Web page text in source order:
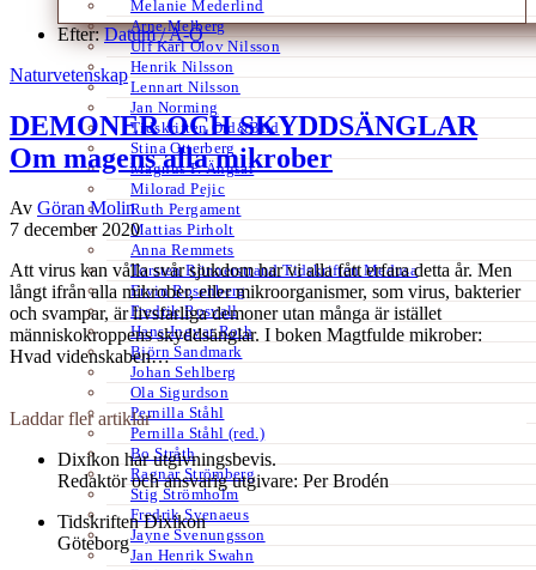
Melanie Mederlind
Arne Melberg
Ulf Karl Olov Nilsson
Henrik Nilsson
Lennart Nilsson
Jan Norming
Tidskriften Ord&Bild
Stina Otterberg
Magnus P. Ängsal
Milorad Pejic
Ruth Pergament
Mattias Pirholt
Anna Remmets
Torsten Rönnerstrand Tidskriften Medusa
Ervin Rosenberg
Fredrik Rosvall
Hans-Ingvar Roth
Björn Sandmark
Johan Sehlberg
Ola Sigurdson
Pernilla Ståhl
Pernilla Ståhl (red.)
Bo Stråth
Ragnar Strömberg
Stig Strömholm
Fredrik Svenaeus
Jayne Svenungsson
Jan Henrik Swahn
Efter:Datum /A-Ö
Naturvetenskap
DEMONER OCH SKYDDSÄNGLAR
Om magens alla mikrober
Av Göran Molin
7 december 2020
Att virus kan vålla svår sjukdom har vi alla fått erfara detta år. Men
långt ifrån alla mikrober, eller mikroorganismer, som virus, bakterier
och svampar, är livsfarliga demoner utan många är istället
människokroppens skyddsänglar. I boken Magtfulde mikrober:
Hvad videnskaben…
Laddar fler artiklar
Dixikon har utgivningsbevis.
Redaktör och ansvarig utgivare: Per Brodén
Tidskriften Dixikon
Göteborg